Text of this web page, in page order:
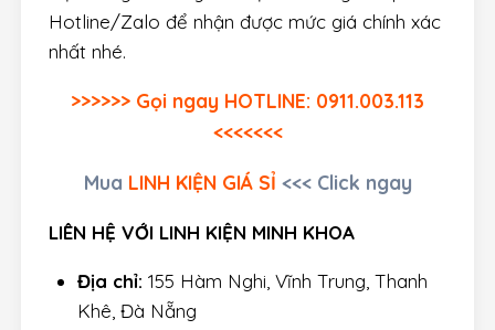
Hotline/Zalo để nhận được mức giá chính xác
nhất nhé.
>>>>>> Gọi ngay HOTLINE: 0911.003.113
<<<<<<<
Mua LINH KIỆN GIÁ SỈ <<< Click ngay
LIÊN HỆ VỚI LINH KIỆN MINH KHOA
Địa chỉ: 155 Hàm Nghi, Vĩnh Trung, Thanh
Khê, Đà Nẵng